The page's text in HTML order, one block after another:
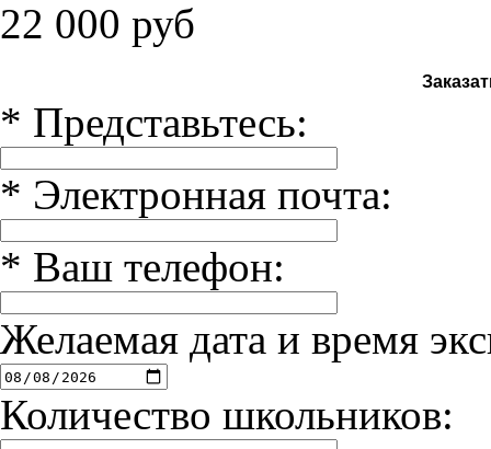
22 000 руб
* Представьтесь:
* Электронная почта:
* Ваш телефон:
Желаемая дата и время
Количество школьников: